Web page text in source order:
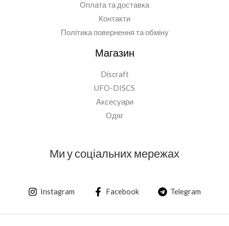
Оплата та доставка
Контакти
Політика повернення та обміну
Магазин
Discraft
UFO-DISCS
Аксесуари
Одяг
Ми у соціальних мережах
Instagram Facebook Telegram